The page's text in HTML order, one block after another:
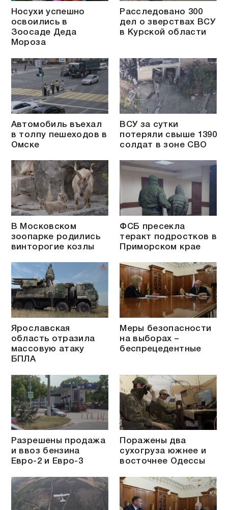
Носухи успешно
освоились в
Зоосаде Деда
Мороза
Расследовано 300
дел о зверствах ВСУ
в Курской области
Автомобиль въехал
в толпу пешеходов в
Омске
ВСУ за сутки
потеряли свыше 1390
солдат в зоне СВО
В Московском
зоопарке родились
винторогие козлы
ФСБ пресекла
теракт подростков в
Приморском крае
Ярославская
область отразила
массовую атаку
БПЛА
Меры безопасности
на выборах –
беспрецедентные
Разрешены продажа
и ввоз бензина
Евро-2 и Евро-3
Поражены два
сухогруза южнее и
восточнее Одессы